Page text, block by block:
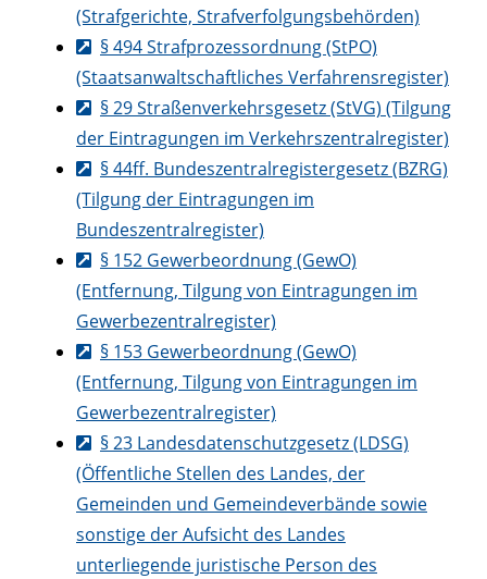
(Strafgerichte, Strafverfolgungsbehörden)
§ 494 Strafprozessordnung (StPO)
(Staatsanwaltschaftliches Verfahrensregister)
§ 29 Straßenverkehrsgesetz (StVG) (Tilgung
der Eintragungen im Verkehrszentralregister)
§ 44ff. Bundeszentralregistergesetz (BZRG)
(Tilgung der Eintragungen im
Bundeszentralregister)
§ 152 Gewerbeordnung (GewO)
(Entfernung, Tilgung von Eintragungen im
Gewerbezentralregister)
§ 153 Gewerbeordnung (GewO)
(Entfernung, Tilgung von Eintragungen im
Gewerbezentralregister)
§ 23 Landesdatenschutzgesetz (LDSG)
(Öffentliche Stellen des Landes, der
Gemeinden und Gemeindeverbände sowie
sonstige der Aufsicht des Landes
unterliegende juristische Person des